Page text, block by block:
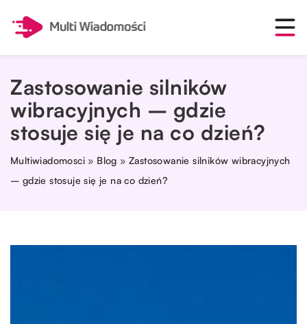
Zastosowanie silników
wibracyjnych – gdzie
stosuje się je na co dzień?
Multiwiadomosci » Blog »Zastosowanie silników wibracyjnych
– gdzie stosuje się je na co dzień?